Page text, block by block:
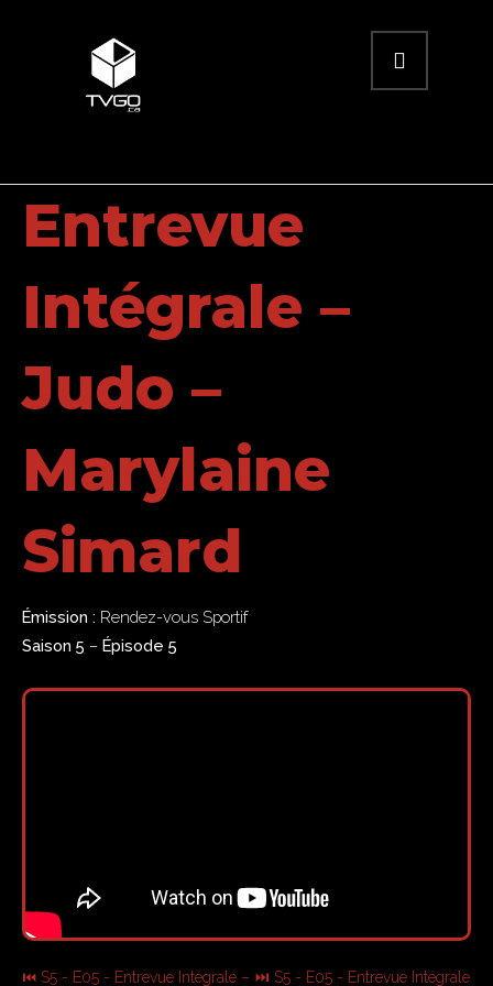
Entrevue
Intégrale –
Judo –
Marylaine
Simard
Émission : Rendez-vous Sportif
Saison 5 – Épisode 5
⏮ S5 - E05 - Entrevue Intégrale – ⏭ S5 - E05 - Entrevue Intégrale